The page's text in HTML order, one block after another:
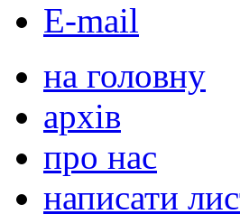
E-mail
на головну
архів
про нас
написати